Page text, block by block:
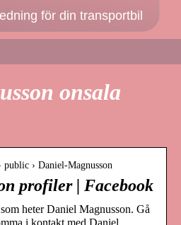
för din transportbil
onsala
public › Daniel-Magnusson
profiler | Facebook
heter Daniel Magnusson. Gå
i kontakt med Daniel